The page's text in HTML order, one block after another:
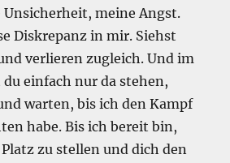
Unsicherheit, meine Angst.
Diskrepanz in mir. Siehst
verlieren zugleich. Und im
einfach nur da stehen,
warten, bis ich den Kampf
habe. Bis ich bereit bin,
zu stellen und dich den